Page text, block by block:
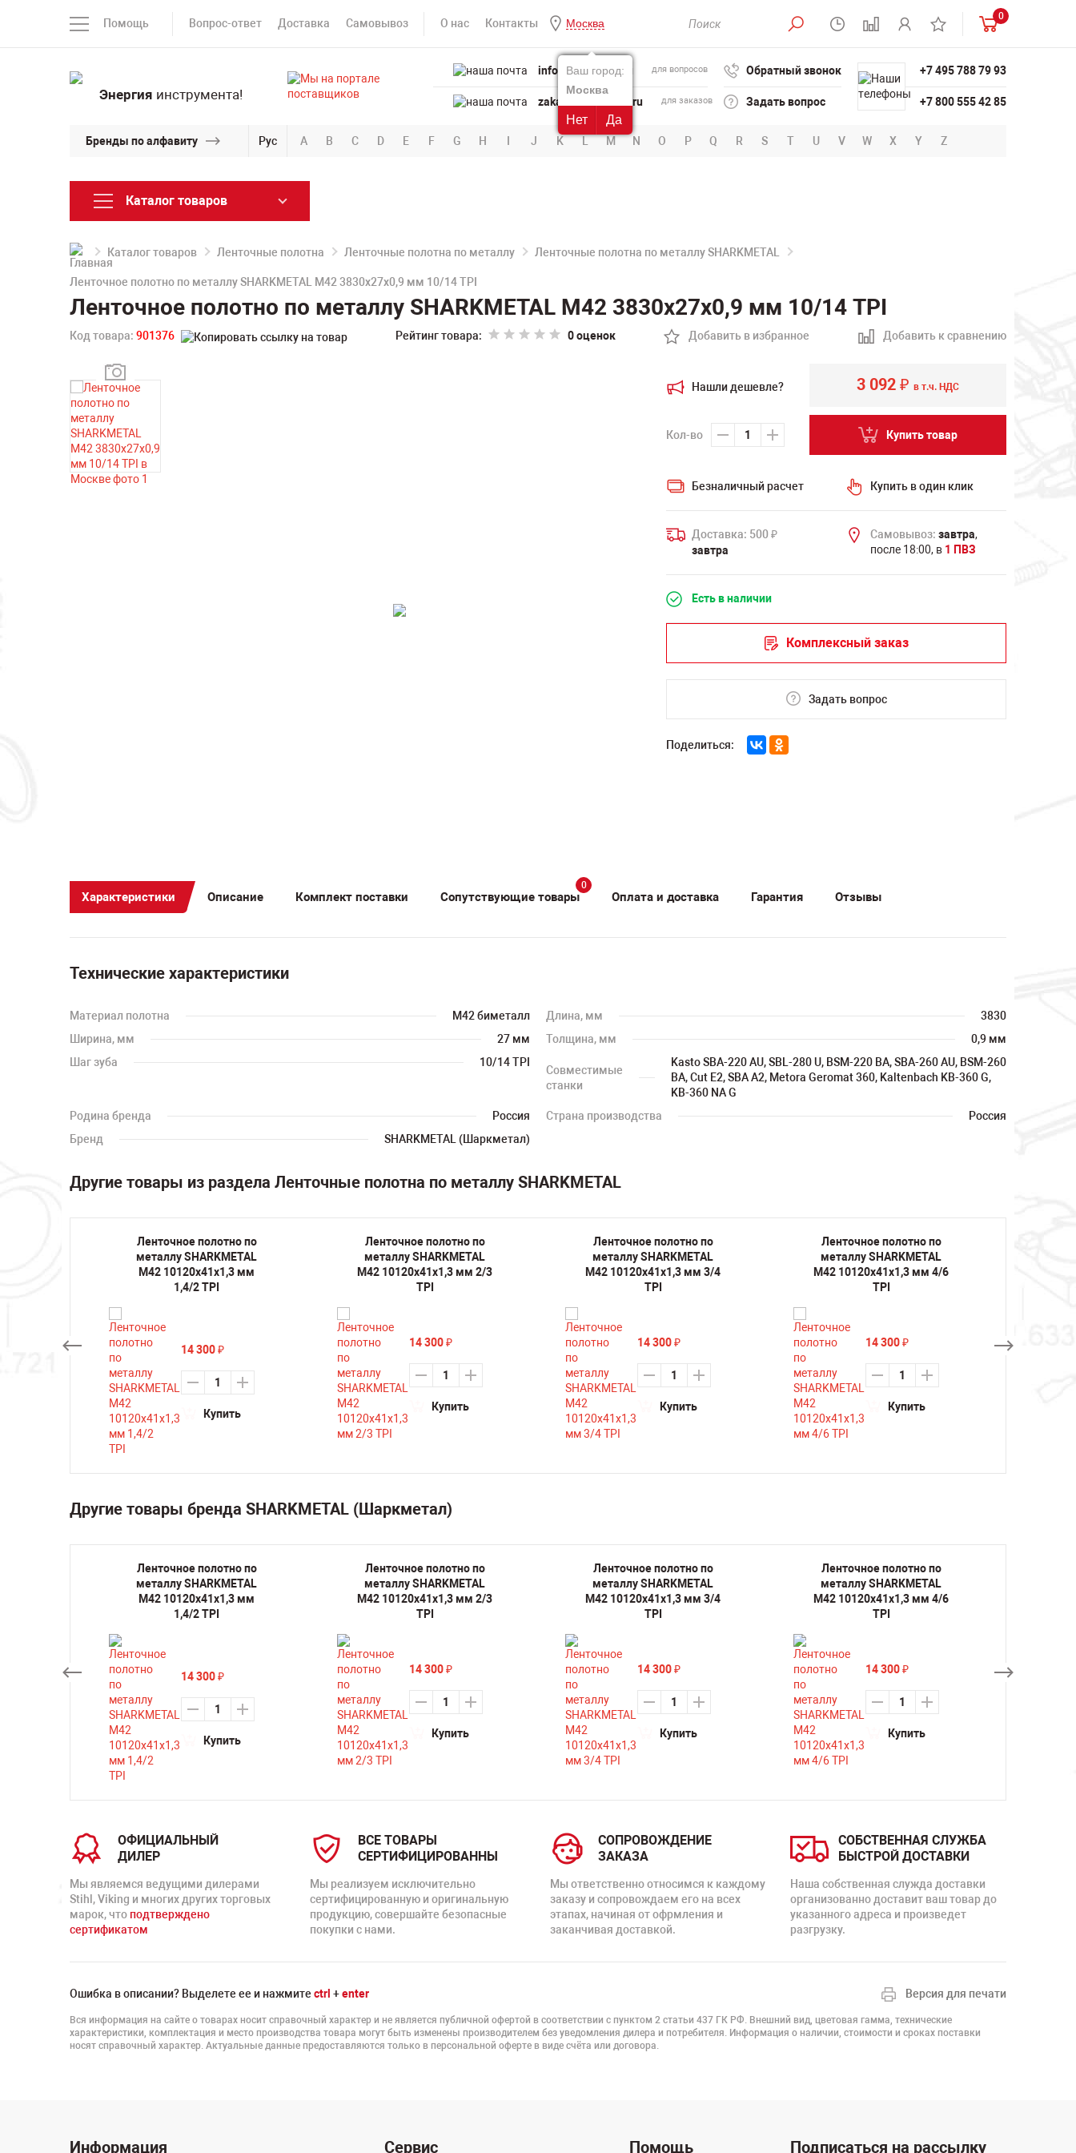
Помощь Вопрос-ответ Доставка Самовывоз О нас Контакты Москва
Ваш город:
Москва
Нет Да
0
Энергия инструмента!
info@powertool.ru для вопросов
zakaz@powertool.ru для заказов
Обратный звонок
Задать вопрос
+7 495 788 79 93
+7 800 555 42 85
Бренды по алфавиту Рус A B C D E F G H I J K L M N O P Q R S T U V W X Y Z
Каталог товаров
Каталог товаров Ленточные полотна Ленточные полотна по металлу Ленточные полотна по металлу SHARKMETAL
Ленточное полотно по металлу SHARKMETAL M42 3830х27х0,9 мм 10/14 TPI
Ленточное полотно по металлу SHARKMETAL M42 3830х27х0,9 мм 10/14 TPI
Код товара: 901376 Рейтинг товара: 0 оценок Добавить в избранное Добавить к сравнению
Нашли дешевле?
Кол-во
3 092 ₽ в т.ч. НДС
Купить товар
Безналичный расчет Купить в один клик
Доставка: 500 ₽
завтра
Самовывоз: завтра,
после 18:00, в 1 ПВЗ
Есть в наличии
Комплексный заказ
Задать вопрос
Поделиться:
Характеристики Описание Комплект поставки Сопутствующие товары
0
Оплата и доставка Гарантия Отзывы
Технические характеристики
Материал полотна M42 биметалл Длина, мм
3830
Ширина, мм
27 мм Толщина, мм
0,9 мм
Шаг зуба
10/14 TPI
Совместимые
станки
Kasto SBA-220 AU, SBL-280 U, BSM-220 BA, SBA-260 AU, BSM-260
BA, Cut E2, SBA A2, Metora Geromat 360, Kaltenbach KB-360 G,
KB-360 NA G
Родина бренда
Россия Страна производства
Россия
Бренд
SHARKMETAL (Шаркметал)
Другие товары из раздела Ленточные полотна по металлу SHARKMETAL
Ленточное полотно по
металлу SHARKMETAL
M42 10120х41х1,3 мм
1,4/2 TPI
14 300 ₽
Купить
Ленточное полотно по
металлу SHARKMETAL
M42 10120х41х1,3 мм 2/3
TPI
14 300 ₽
Купить
Ленточное полотно по
металлу SHARKMETAL
M42 10120х41х1,3 мм 3/4
TPI
14 300 ₽
Купить
Ленточное полотно по
металлу SHARKMETAL
M42 10120х41х1,3 мм 4/6
TPI
14 300 ₽
Купить
Другие товары бренда SHARKMETAL (Шаркметал)
Ленточное полотно по
металлу SHARKMETAL
M42 10120х41х1,3 мм
1,4/2 TPI
14 300 ₽
Купить
Ленточное полотно по
металлу SHARKMETAL
M42 10120х41х1,3 мм 2/3
TPI
14 300 ₽
Купить
Ленточное полотно по
металлу SHARKMETAL
M42 10120х41х1,3 мм 3/4
TPI
14 300 ₽
Купить
Ленточное полотно по
металлу SHARKMETAL
M42 10120х41х1,3 мм 4/6
TPI
14 300 ₽
Купить
ОФИЦИАЛЬНЫЙ
ДИЛЕР
Мы являемся ведущими дилерами
Stihl, Viking и многих других торговых
марок, что подтверждено
сертификатом
ВСЕ ТОВАРЫ
СЕРТИФИЦИРОВАННЫ
Мы реализуем исключительно
сертифицированную и оригинальную
продукцию, совершайте безопасные
покупки с нами.
СОПРОВОЖДЕНИЕ
ЗАКАЗА
Мы ответственно относимся к каждому
заказу и сопровождаем его на всех
этапах, начиная от офрмления и
заканчивая доставкой.
СОБСТВЕННАЯ СЛУЖБА
БЫСТРОЙ ДОСТАВКИ
Наша собственная служда доставки
организованно доставит ваш товар до
указанного адреса и произведет
разгрузку.
Ошибка в описании? Выделете ее и нажмите ctrl +enter Версия для печати
Вся информация на сайте о товарах носит справочный характер и не является публичной офертой в соответствии с пунктом 2 статьи 437 ГК РФ. Внешний вид, цветовая гамма, технические
характеристики, комплектация и место производства товара могут быть изменены производителем без уведомления дилера и потребителя. Информация о наличии, стоимости и сроках поставки
носят справочный характер. Актуальные данные предоставляются только в персональной оферте в виде счёта или договора.
Информация Сервис Помощь Подписаться на рассылку